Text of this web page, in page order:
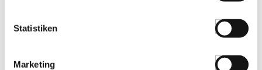
Statistiken
Marketing
€ 5,70
St.